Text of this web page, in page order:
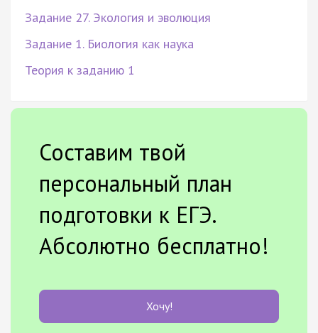
Задание 27. Экология и эволюция
Задание 1. Биология как наука
Теория к заданию 1
Составим твой
персональный план
подготовки к ЕГЭ.
Абсолютно бесплатно!
Хочу!